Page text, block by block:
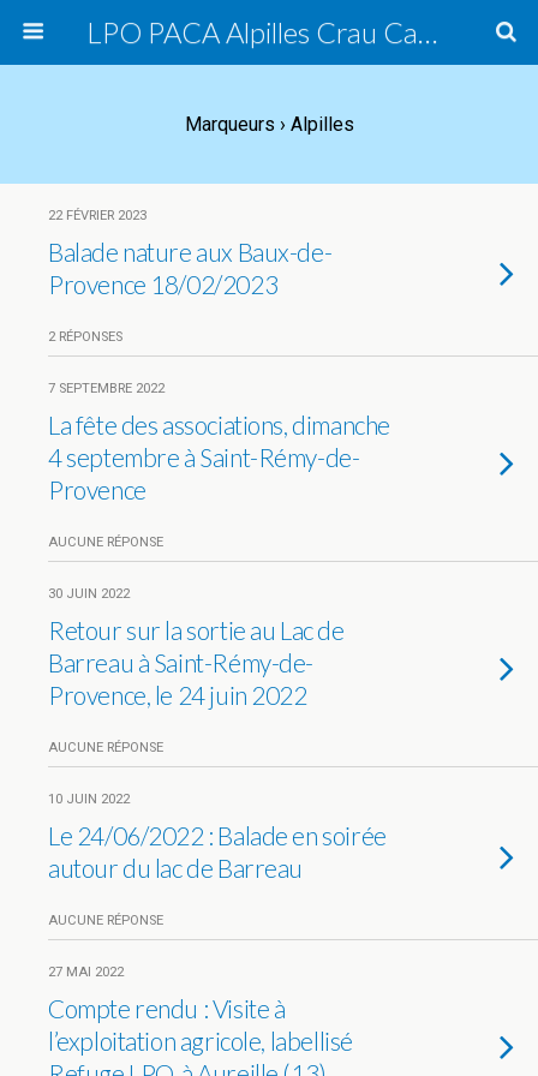
LPO PACA Alpilles Crau Camargue, groupe local
Marqueurs › Alpilles
22 FÉVRIER 2023
Balade nature aux Baux-de-
Provence 18/02/2023
2 RÉPONSES
7 SEPTEMBRE 2022
La fête des associations, dimanche
4 septembre à Saint-Rémy-de-
Provence
AUCUNE RÉPONSE
30 JUIN 2022
Retour sur la sortie au Lac de
Barreau à Saint-Rémy-de-
Provence, le 24 juin 2022
AUCUNE RÉPONSE
10 JUIN 2022
Le 24/06/2022 : Balade en soirée
autour du lac de Barreau
AUCUNE RÉPONSE
27 MAI 2022
Compte rendu : Visite à
l’exploitation agricole, labellisé